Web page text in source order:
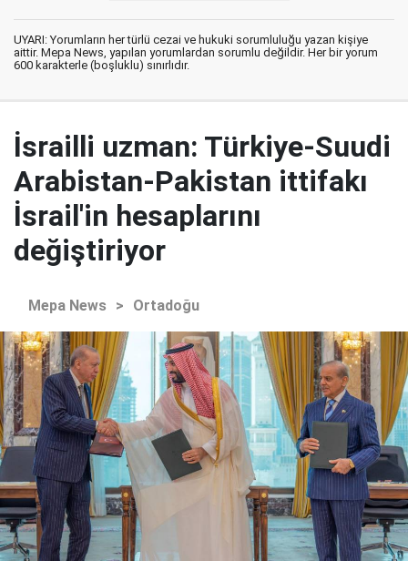
UYARI: Yorumların her türlü cezai ve hukuki sorumluluğu yazan kişiye
aittir. Mepa News, yapılan yorumlardan sorumlu değildir. Her bir yorum
600 karakterle (boşluklu) sınırlıdır.
İsrailli uzman: Türkiye-Suudi
Arabistan-Pakistan ittifakı
İsrail'in hesaplarını
değiştiriyor
Mepa News > Ortadoğu